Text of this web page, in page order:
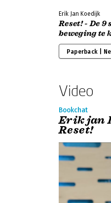
Erik Jan Koedijk
Reset! - De
beweging te
Paperback |
Video
Bookchat
Erik jan
Reset!